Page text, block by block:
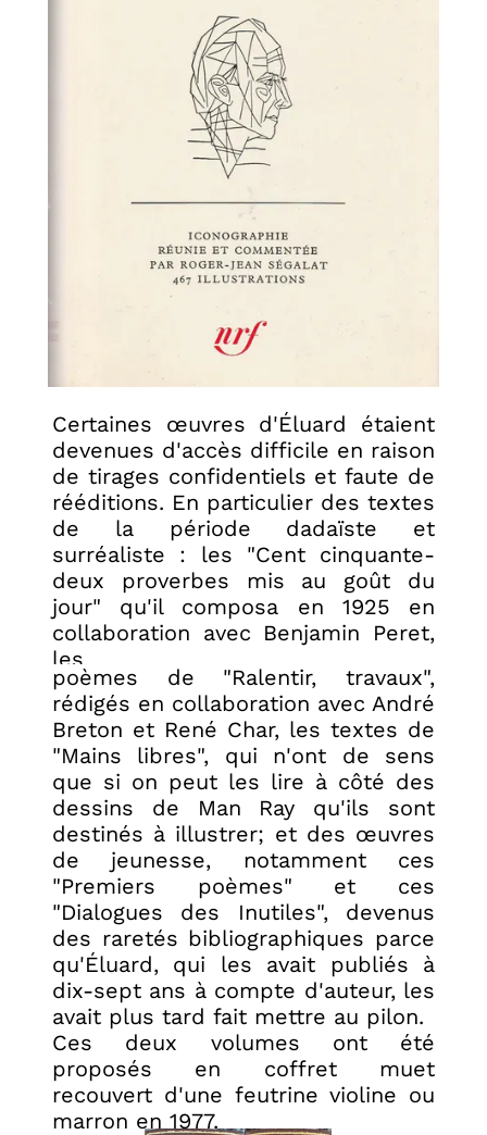
Certaines œuvres d'Éluard étaient
devenues d'accès difficile en raison
de tirages confidentiels et faute de
rééditions. En particulier des textes
de la période dadaïste et
surréaliste : les "Cent cinquante-
deux proverbes mis au goût du
jour" qu'il composa en 1925 en
collaboration avec Benjamin Peret,
les
poèmes de "Ralentir, travaux",
rédigés en collaboration avec André
Breton et René Char, les textes de
"Mains libres", qui n'ont de sens
que si on peut les lire à côté des
dessins de Man Ray qu'ils sont
destinés à illustrer; et des œuvres
de jeunesse, notamment ces
"Premiers poèmes" et ces
"Dialogues des Inutiles", devenus
des raretés bibliographiques parce
qu'Éluard, qui les avait publiés à
dix-sept ans à compte d'auteur, les
avait plus tard fait mettre au pilon.
Ces deux volumes ont été
proposés en coffret muet
recouvert d'une feutrine violine ou
marron en 1977.